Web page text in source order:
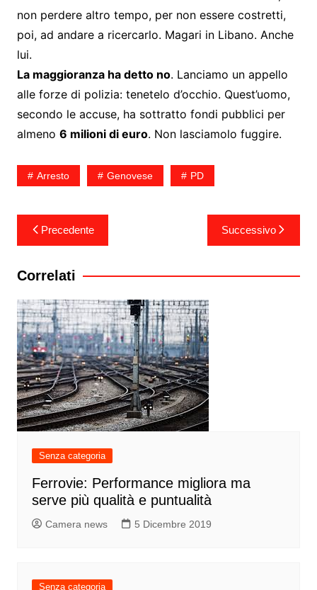
non perdere altro tempo, per non essere costretti,
poi, ad andare a ricercarlo. Magari in Libano. Anche
lui.
La maggioranza ha detto no. Lanciamo un appello
alle forze di polizia: tenetelo d’occhio. Quest’uomo,
secondo le accuse, ha sottratto fondi pubblici per
almeno 6 milioni di euro. Non lasciamolo fuggire.
Arresto Genovese PD
Navigazione
articoli
Precedente Successivo
Correlati
Senza categoria
Ferrovie: Performance migliora ma
serve più qualità e puntualità
Camera news 5 Dicembre 2019
Senza categoria